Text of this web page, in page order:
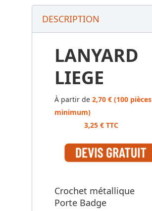
DESCRIPTION
LANYARD
LIEGE
À partir de 2,70 € (100 pièces
minimum)
3,25 € TTC
Crochet métallique
Porte Badge